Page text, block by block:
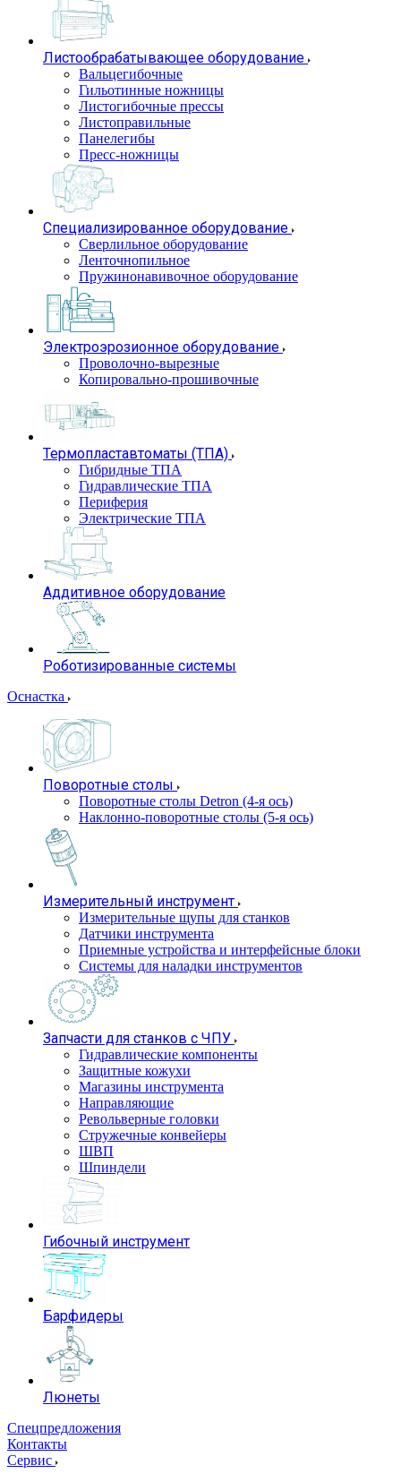
Листообрабатывающее оборудование
Вальцегибочные
Гильотинные ножницы
Листогибочные прессы
Листоправильные
Панелегибы
Пресс-ножницы
Специализированное оборудование
Сверлильное оборудование
Ленточнопильное
Пружинонавивочное оборудование
Электроэрозионное оборудование
Проволочно-вырезные
Копировально-прошивочные
Термопластавтоматы (ТПА)
Гибридные ТПА
Гидравлические ТПА
Периферия
Электрические ТПА
Аддитивное оборудование
Роботизированные системы
Оснастка
Поворотные столы
Поворотные столы Detron (4-я ось)
Наклонно-поворотные столы (5-я ось)
Измерительный инструмент
Измерительные щупы для станков
Датчики инструмента
Приемные устройства и интерфейсные блоки
Системы для наладки инструментов
Запчасти для станков с ЧПУ
Гидравлические компоненты
Защитные кожухи
Магазины инструмента
Направляющие
Револьверные головки
Стружечные конвейеры
ШВП
Шпиндели
Гибочный инструмент
Барфидеры
Люнеты
Спецпредложения
Контакты
Сервис